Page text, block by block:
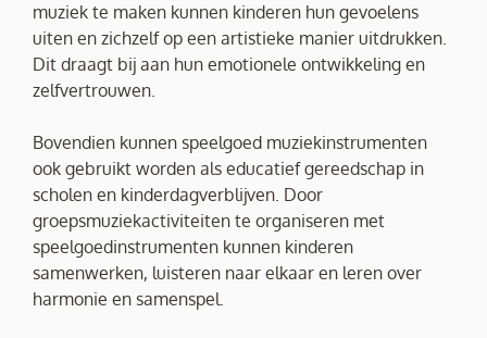
muziek te maken kunnen kinderen hun gevoelens
uiten en zichzelf op een artistieke manier uitdrukken.
Dit draagt bij aan hun emotionele ontwikkeling en
zelfvertrouwen.
Bovendien kunnen speelgoed muziekinstrumenten
ook gebruikt worden als educatief gereedschap in
scholen en kinderdagverblijven. Door
groepsmuziekactiviteiten te organiseren met
speelgoedinstrumenten kunnen kinderen
samenwerken, luisteren naar elkaar en leren over
harmonie en samenspel.